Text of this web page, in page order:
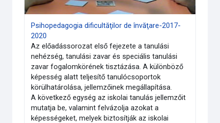
Psihopedagogia dificultăţilor de învăţare-2017-
2020
Az előadássorozat első fejezete a tanulási
nehézség, tanulási zavar és speciális tanulási
zavar fogalomkörének tisztázása. A különböző
képesség alatt teljesítő tanulócsoportok
körülhatárolása, jellemzőinek megállapítása.
A következő egység az iskolai tanulás jellemzőit
mutatja be, valamint felvázolja azokat a
képességeket, melyek biztosítják az iskolai